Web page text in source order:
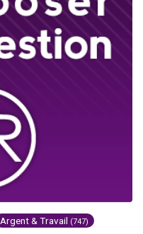
Argent & Travail (747)